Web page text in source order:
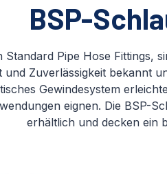
BSP-
Pipe Hose Fittings,
und Zuverlässigkeit bekannt
Gewindesystem
eignen. Die BSP-
erhältlich und decken ein